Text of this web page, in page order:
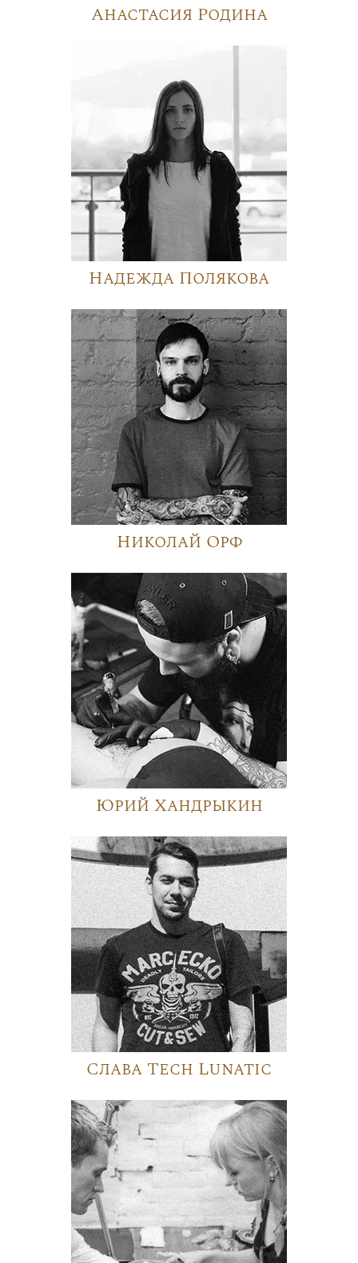
Анастасия Родина
Надежда Полякова
Николай Орф
Юрий Хандрыкин
Слава Tech Lunatic